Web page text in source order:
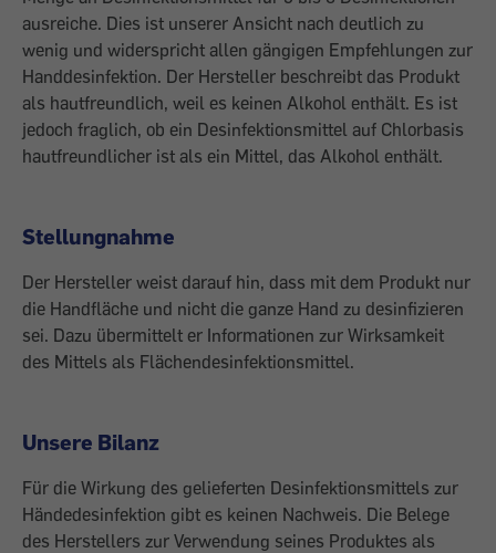
ausreiche. Dies ist unserer Ansicht nach deutlich zu
wenig und widerspricht allen gängigen Empfehlungen zur
Handdesinfektion. Der Hersteller beschreibt das Produkt
als hautfreundlich, weil es keinen Alkohol enthält. Es ist
jedoch fraglich, ob ein Desinfektionsmittel auf Chlorbasis
hautfreundlicher ist als ein Mittel, das Alkohol enthält.
Stellungnahme
Der Hersteller weist darauf hin, dass mit dem Produkt nur
die Handfläche und nicht die ganze Hand zu desinfizieren
sei. Dazu übermittelt er Informationen zur Wirksamkeit
des Mittels als Flächendesinfektionsmittel.
Unsere Bilanz
Für die Wirkung des gelieferten Desinfektionsmittels zur
Händedesinfektion gibt es keinen Nachweis. Die Belege
des Herstellers zur Verwendung seines Produktes als